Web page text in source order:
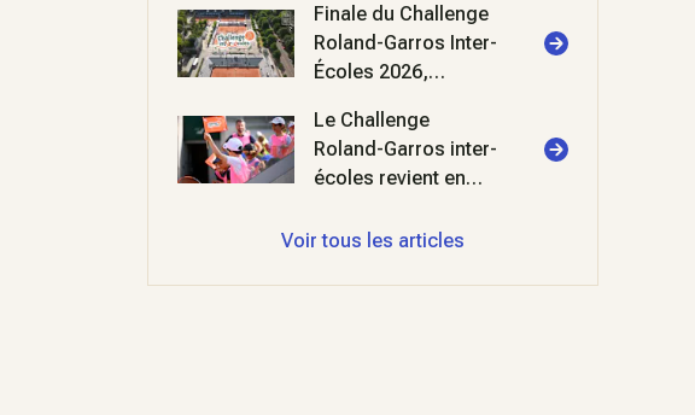
Finale du Challenge
Roland-Garros Inter-
Écoles 2026,
Le Challenge
Roland-Garros inter-
écoles revient en
Roland-Garros
Voir tous les articles